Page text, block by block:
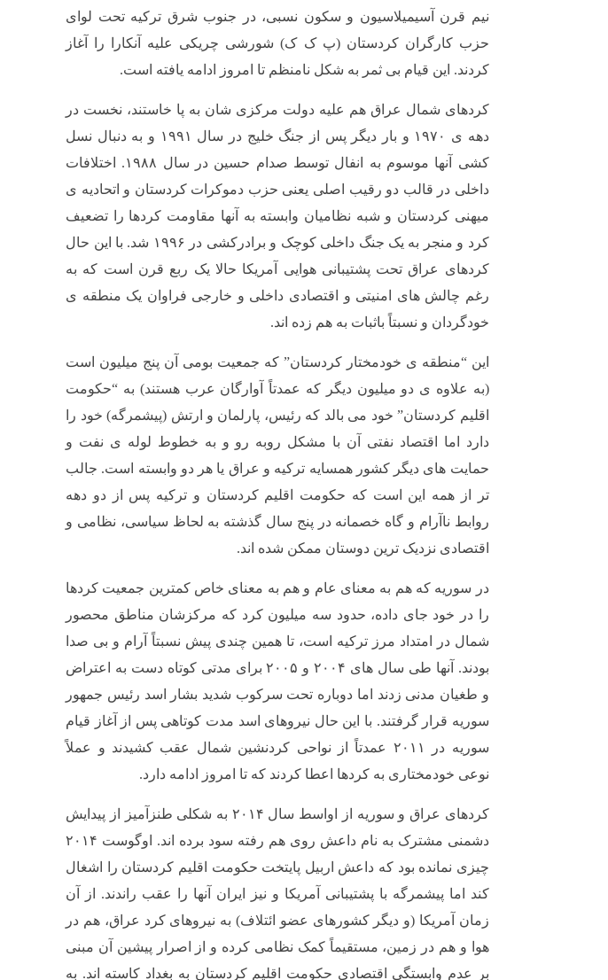
نیم قرن آسیمیلاسیون و سکون نسبی، در جنوب شرق ترکیه تحت لوای
حزب کارگران کردستان (پ ک ک) شورشی چریکی علیه آنکارا را آغاز
کردند. این قیام بی ثمر به شکل نامنظم تا امروز ادامه یافته است.
کردهای شمال عراق هم علیه دولت مرکزی شان به پا خاستند، نخست در
دهه ی ۱۹۷۰ و بار دیگر پس از جنگ خلیج در سال ۱۹۹۱ و به دنبال نسل
کشی آنها موسوم به انفال توسط صدام حسین در سال ۱۹۸۸. اختلافات
داخلی در قالب دو رقیب اصلی یعنی حزب دموکرات کردستان و اتحادیه ی
میهنی کردستان و شبه نظامیان وابسته به آنها مقاومت کردها را تضعیف
کرد و منجر به یک جنگ داخلی کوچک و برادرکشی در ۱۹۹۶ شد. با این حال
کردهای عراق تحت پشتیبانی هوایی آمریکا حالا یک ربع قرن است که به
رغم چالش های امنیتی و اقتصادی داخلی و خارجی فراوان یک منطقه ی
خودگردان و نسبتاً باثبات به هم زده اند.
این “منطقه ی خودمختار کردستان” که جمعیت بومی آن پنج میلیون است
(به علاوه ی دو میلیون دیگر که عمدتاً آوارگان عرب هستند) به “حکومت
اقلیم کردستان” خود می بالد که رئیس، پارلمان و ارتش (پیشمرگه) خود را
دارد اما اقتصاد نفتی آن با مشکل روبه رو و به خطوط لوله ی نفت و
حمایت های دیگر کشور همسایه ترکیه و عراق یا هر دو وابسته است. جالب
تر از همه این است که حکومت اقلیم کردستان و ترکیه پس از دو دهه
روابط ناآرام و گاه خصمانه در پنج سال گذشته به لحاظ سیاسی، نظامی و
اقتصادی نزدیک ترین دوستان ممکن شده اند.
در سوریه که هم به معنای عام و هم به معنای خاص کمترین جمعیت کردها
را در خود جای داده، حدود سه میلیون کرد که مرکزشان مناطق محصور
شمال در امتداد مرز ترکیه است، تا همین چندی پیش نسبتاً آرام و بی صدا
بودند. آنها طی سال های ۲۰۰۴ و ۲۰۰۵ برای مدتی کوتاه دست به اعتراض
و طغیان مدنی زدند اما دوباره تحت سرکوب شدید بشار اسد رئیس جمهور
سوریه قرار گرفتند. با این حال نیروهای اسد مدت کوتاهی پس از آغاز قیام
سوریه در ۲۰۱۱ عمدتاً از نواحی کردنشین شمال عقب کشیدند و عملاً
نوعی خودمختاری به کردها اعطا کردند که تا امروز ادامه دارد.
کردهای عراق و سوریه از اواسط سال ۲۰۱۴ به شکلی طنزآمیز از پیدایش
دشمنی مشترک به نام داعش روی هم رفته سود برده اند. اوگوست ۲۰۱۴
چیزی نمانده بود که داعش اربیل پایتخت حکومت اقلیم کردستان را اشغال
کند اما پیشمرگه با پشتیبانی آمریکا و نیز ایران آنها را عقب راندند. از آن
زمان آمریکا (و دیگر کشورهای عضو ائتلاف) به نیروهای کرد عراق، هم در
هوا و هم در زمین، مستقیماً کمک نظامی کرده و از اصرار پیشین آن مبنی
بر عدم وابستگی اقتصادی حکومت اقلیم کردستان به بغداد کاسته اند. به